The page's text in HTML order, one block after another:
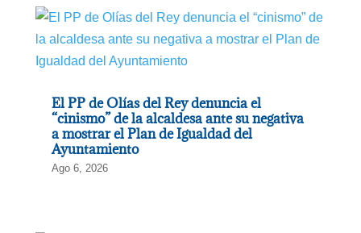
El PP de Olías del Rey denuncia el
“cinismo” de la alcaldesa ante su negativa
a mostrar el Plan de Igualdad del
Ayuntamiento
Ago 6, 2026